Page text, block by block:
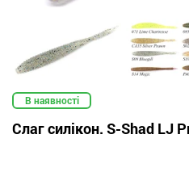
В наявності
Слаг силікон. S-Shad LJ